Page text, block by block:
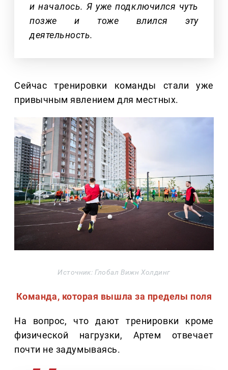
и началось. Я уже подключился чуть
позже и тоже влился эту
деятельность.
Сейчас тренировки команды стали уже
привычным явлением для местных.
Источник: Глобал Вижн Холдинг
Команда, которая вышла за пределы поля
На вопрос, что дают тренировки кроме
физической нагрузки, Артем отвечает
почти не задумываясь.